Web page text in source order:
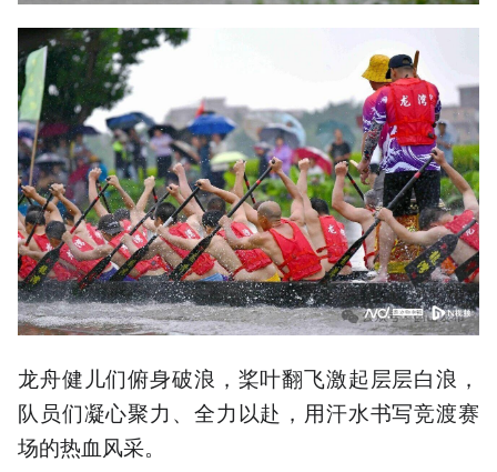
龙舟健儿们俯身破浪，桨叶翻飞激起层层白浪，
队员们凝心聚力、全力以赴，用汗水书写竞渡赛
场的热血风采。